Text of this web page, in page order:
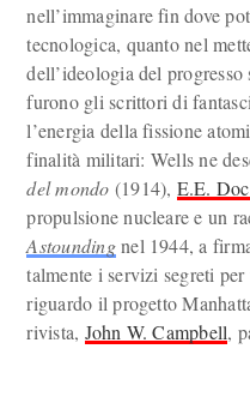
nell’immaginare fin dove
tecnologica, quanto nel
dell’ideologia del
furono gli scrittori di
l’energia della fissione
finalità militari: Wells ne
del mondo (1914), E.E.
propulsione nucleare e un
Astoundingnel 1944, a
talmente i servizi segreti
riguardo il progetto
rivista, John W. Campbell,